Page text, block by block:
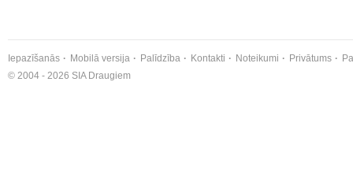
Iepazīšanās Mobilā versija Palīdzība Kontakti Noteikumi Privātums
© 2004 - 2026 SIA Draugiem